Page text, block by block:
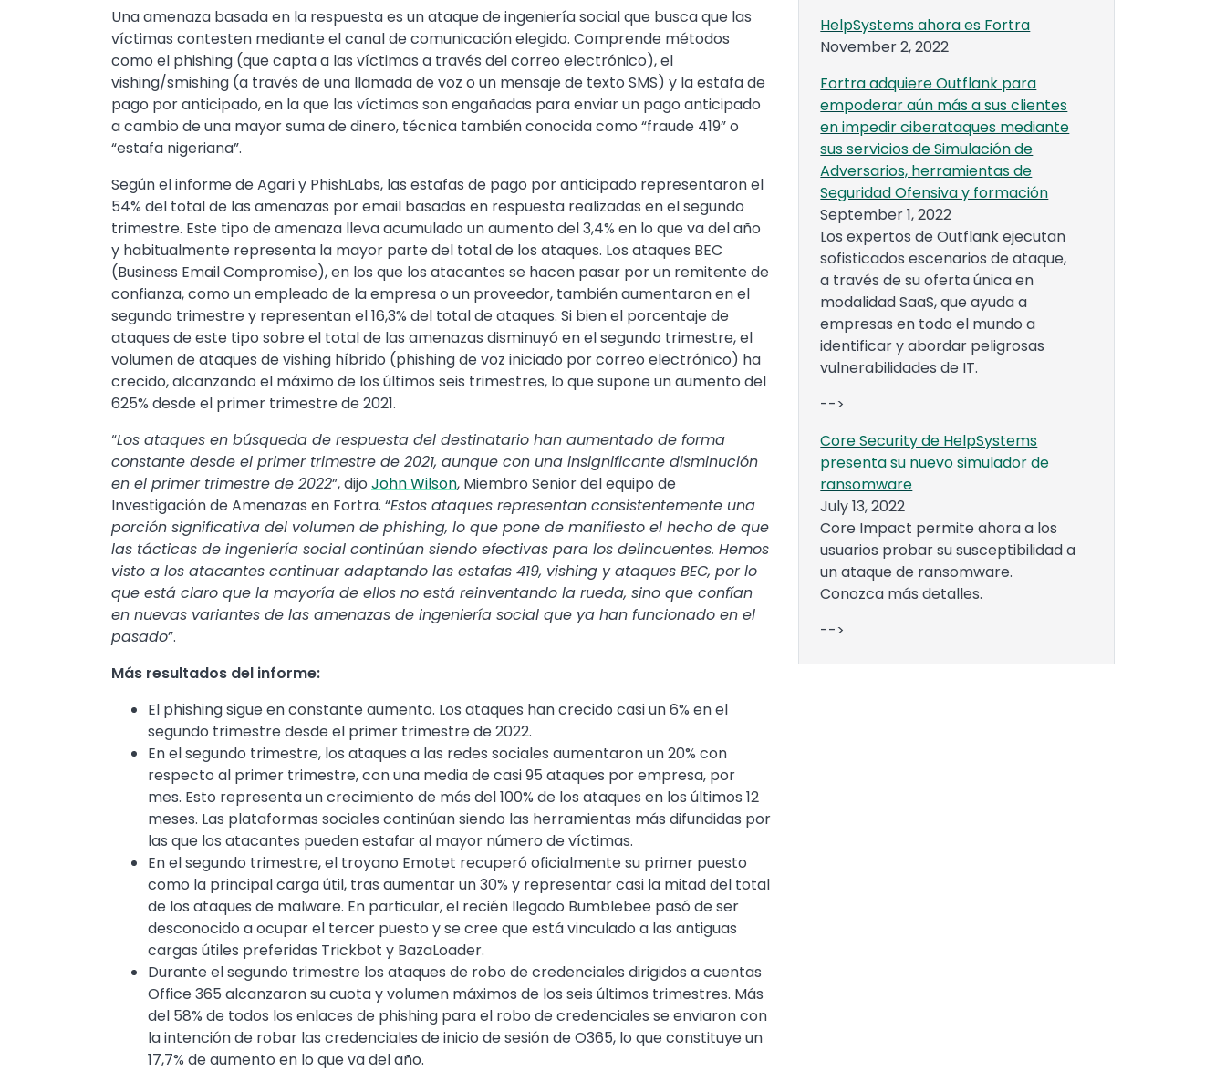
Una amenaza basada en la respuesta es un ataque de ingeniería social que busca que las
víctimas contesten mediante el canal de comunicación elegido. Comprende métodos
como el phishing (que capta a las víctimas a través del correo electrónico), el
vishing/smishing (a través de una llamada de voz o un mensaje de texto SMS) y la estafa de
pago por anticipado, en la que las víctimas son engañadas para enviar un pago anticipado
a cambio de una mayor suma de dinero, técnica también conocida como “fraude 419” o
“estafa nigeriana”.
Según el informe de Agari y PhishLabs, las estafas de pago por anticipado representaron el
54% del total de las amenazas por email basadas en respuesta realizadas en el segundo
trimestre. Este tipo de amenaza lleva acumulado un aumento del 3,4% en lo que va del año
y habitualmente representa la mayor parte del total de los ataques. Los ataques BEC
(Business Email Compromise), en los que los atacantes se hacen pasar por un remitente de
confianza, como un empleado de la empresa o un proveedor, también aumentaron en el
segundo trimestre y representan el 16,3% del total de ataques. Si bien el porcentaje de
ataques de este tipo sobre el total de las amenazas disminuyó en el segundo trimestre, el
volumen de ataques de vishing híbrido (phishing de voz iniciado por correo electrónico) ha
crecido, alcanzando el máximo de los últimos seis trimestres, lo que supone un aumento del
625% desde el primer trimestre de 2021.
“Los ataques en búsqueda de respuesta del destinatario han aumentado de forma
constante desde el primer trimestre de 2021, aunque con una insignificante disminución
en el primer trimestre de 2022”, dijo John Wilson, Miembro Senior del equipo de
Investigación de Amenazas en Fortra. “Estos ataques representan consistentemente una
porción significativa del volumen de phishing, lo que pone de manifiesto el hecho de que
las tácticas de ingeniería social continúan siendo efectivas para los delincuentes. Hemos
visto a los atacantes continuar adaptando las estafas 419, vishing y ataques BEC, por lo
que está claro que la mayoría de ellos no está reinventando la rueda, sino que confían
en nuevas variantes de las amenazas de ingeniería social que ya han funcionado en el
pasado”.
Más resultados del informe:
El phishing sigue en constante aumento. Los ataques han crecido casi un 6% en el
segundo trimestre desde el primer trimestre de 2022.
En el segundo trimestre, los ataques a las redes sociales aumentaron un 20% con
respecto al primer trimestre, con una media de casi 95 ataques por empresa, por
mes. Esto representa un crecimiento de más del 100% de los ataques en los últimos 12
meses. Las plataformas sociales continúan siendo las herramientas más difundidas por
las que los atacantes pueden estafar al mayor número de víctimas.
En el segundo trimestre, el troyano Emotet recuperó oficialmente su primer puesto
como la principal carga útil, tras aumentar un 30% y representar casi la mitad del total
de los ataques de malware. En particular, el recién llegado Bumblebee pasó de ser
desconocido a ocupar el tercer puesto y se cree que está vinculado a las antiguas
cargas útiles preferidas Trickbot y BazaLoader.
Durante el segundo trimestre los ataques de robo de credenciales dirigidos a cuentas
Office 365 alcanzaron su cuota y volumen máximos de los seis últimos trimestres. Más
del 58% de todos los enlaces de phishing para el robo de credenciales se enviaron con
la intención de robar las credenciales de inicio de sesión de O365, lo que constituye un
17,7% de aumento en lo que va del año.
HelpSystems ahora es Fortra
November 2, 2022
Fortra adquiere Outflank para
empoderar aún más a sus clientes
en impedir ciberataques mediante
sus servicios de Simulación de
Adversarios, herramientas de
Seguridad Ofensiva y formación
September 1, 2022
Los expertos de Outflank ejecutan
sofisticados escenarios de ataque,
a través de su oferta única en
modalidad SaaS, que ayuda a
empresas en todo el mundo a
identificar y abordar peligrosas
vulnerabilidades de IT.
-->
Core Security de HelpSystems
presenta su nuevo simulador de
ransomware
July 13, 2022
Core Impact permite ahora a los
usuarios probar su susceptibilidad a
un ataque de ransomware.
Conozca más detalles.
-->